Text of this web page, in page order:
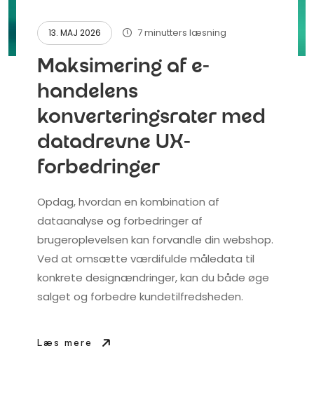
13. MAJ 2026 7 minutters læsning
Maksimering af e-
handelens
konverteringsrater med
datadrevne UX-
forbedringer
Opdag, hvordan en kombination af
dataanalyse og forbedringer af
brugeroplevelsen kan forvandle din webshop.
Ved at omsætte værdifulde måledata til
konkrete designændringer, kan du både øge
salget og forbedre kundetilfredsheden.
Læs mere